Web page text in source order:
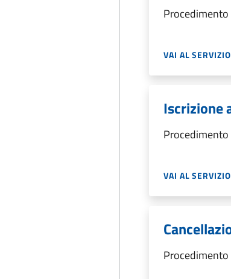
VAI AL SERVIZIO
Iscrizione
VAI AL SERVIZIO